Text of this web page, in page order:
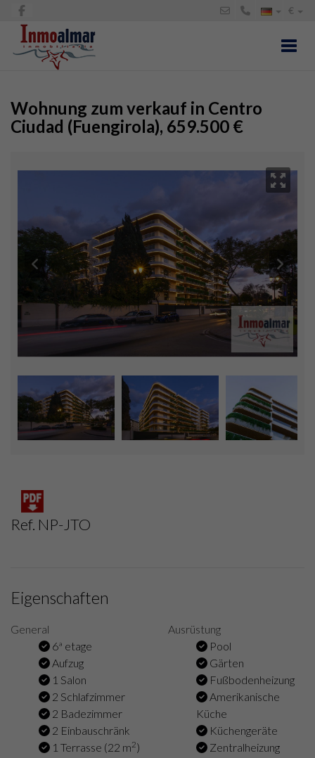
€
Wohnung zum verkauf in Centro
Ciudad (Fuengirola), 659.500 €
Ref. NP-JTO
Eigenschaften
General
6ª etage
Aufzug
1 Salon
2 Schlafzimmer
2 Badezimmer
2 Einbauschränk
1 Terrasse (22 m2)
Ausrüstung
Pool
Gärten
Fußbodenheizung
Amerikanische
Küche
Küchengeräte
Zentralheizung